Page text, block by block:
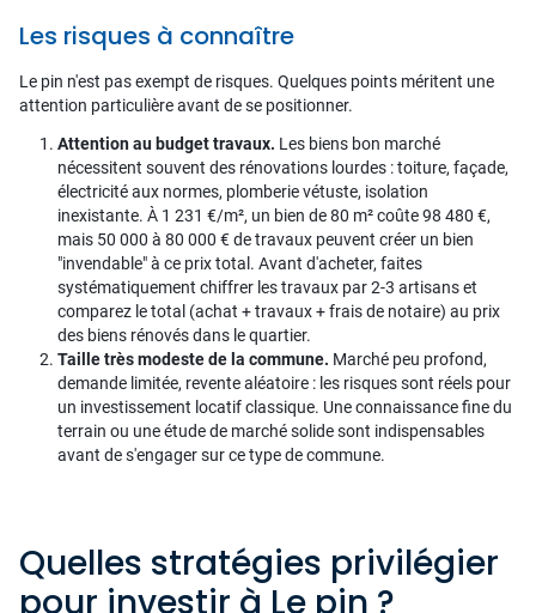
Les risques à connaître
Le pin n'est pas exempt de risques. Quelques points méritent une
attention particulière avant de se positionner.
Attention au budget travaux. Les biens bon marché
nécessitent souvent des rénovations lourdes : toiture, façade,
électricité aux normes, plomberie vétuste, isolation
inexistante. À 1 231 €/m², un bien de 80 m² coûte 98 480 €,
mais 50 000 à 80 000 € de travaux peuvent créer un bien
"invendable" à ce prix total. Avant d'acheter, faites
systématiquement chiffrer les travaux par 2-3 artisans et
comparez le total (achat + travaux + frais de notaire) au prix
des biens rénovés dans le quartier.
Taille très modeste de la commune. Marché peu profond,
demande limitée, revente aléatoire : les risques sont réels pour
un investissement locatif classique. Une connaissance fine du
terrain ou une étude de marché solide sont indispensables
avant de s'engager sur ce type de commune.
Quelles stratégies privilégier
pour investir à Le pin ?